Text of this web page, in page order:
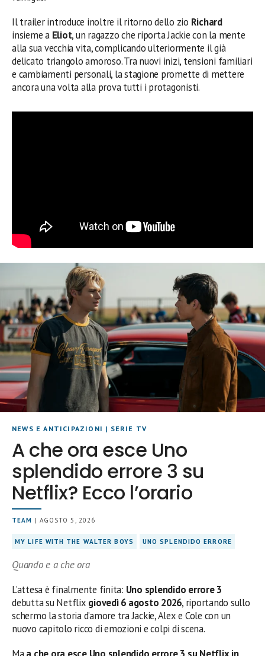
Il trailer introduce inoltre il ritorno dello zio Richard
insieme a Eliot, un ragazzo che riporta Jackie con la mente
alla sua vecchia vita, complicando ulteriormente il già
delicato triangolo amoroso. Tra nuovi inizi, tensioni familiari
e cambiamenti personali, la stagione promette di mettere
ancora una volta alla prova tutti i protagonisti.
NEWS E ANTICIPAZIONI | SERIE TV
A che ora esce Uno
splendido errore 3 su
Netflix? Ecco l’orario
TEAM | AGOSTO 5, 2026
MY LIFE WITH THE WALTER BOYS UNO SPLENDIDO ERRORE
Quando e a che ora
L’attesa è finalmente finita: Uno splendido errore 3
debutta su Netflix giovedì 6 agosto 2026, riportando sullo
schermo la storia d’amore tra Jackie, Alex e Cole con un
nuovo capitolo ricco di emozioni e colpi di scena.